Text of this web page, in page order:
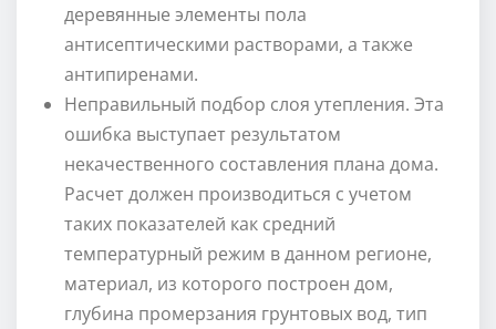
деревянные элементы пола
антисептическими растворами, а также
антипиренами.
Неправильный подбор слоя утепления. Эта
ошибка выступает результатом
некачественного составления плана дома.
Расчет должен производиться с учетом
таких показателей как средний
температурный режим в данном регионе,
материал, из которого построен дом,
глубина промерзания грунтовых вод, тип